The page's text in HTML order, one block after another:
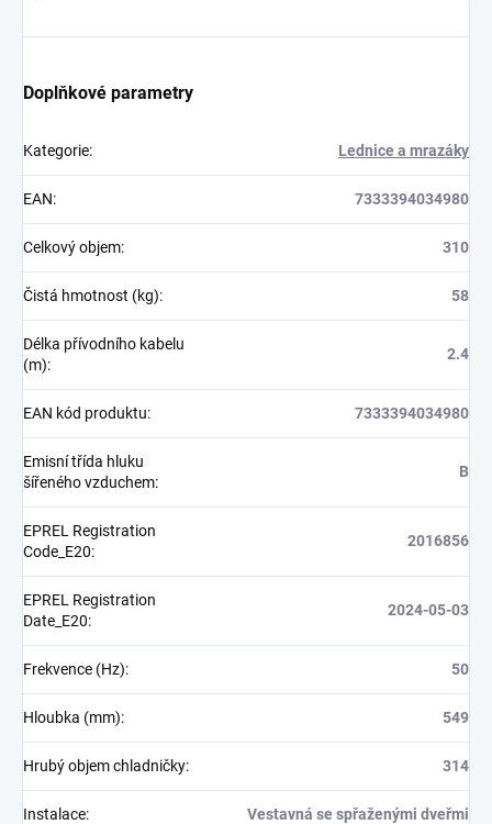
Doplňkové parametry
Kategorie: Lednice a mrazáky
EAN: 7333394034980
Celkový objem: 310
Čistá hmotnost (kg): 58
Délka přívodního kabelu
(m):
2.4
EAN kód produktu: 7333394034980
Emisní třída hluku
šířeného vzduchem:
B
EPREL Registration
Code_E20:
2016856
EPREL Registration
Date_E20:
2024-05-03
Frekvence (Hz): 50
Hloubka (mm): 549
Hrubý objem chladničky: 314
Instalace: Vestavná se spřaženými dveřmi